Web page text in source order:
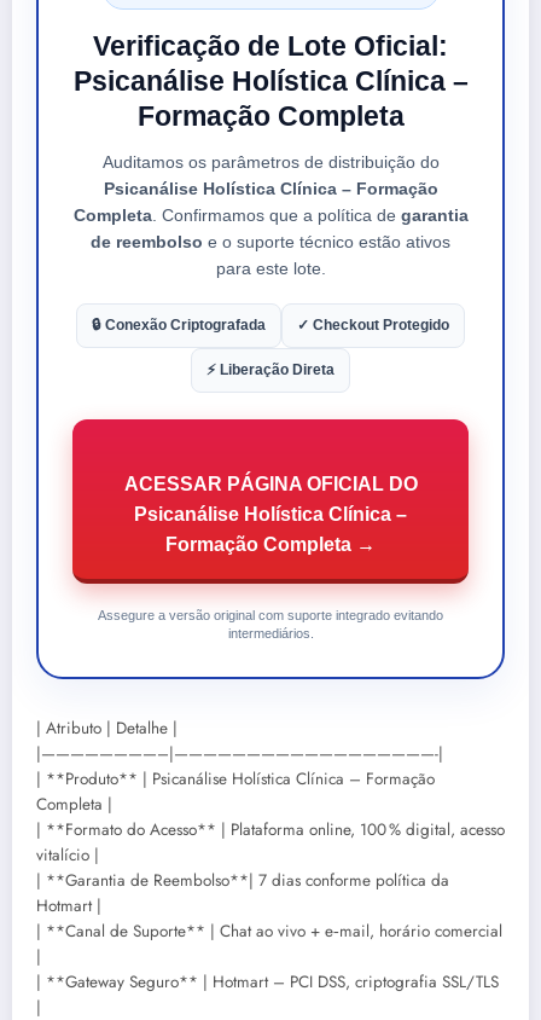
Verificação de Lote Oficial:
Psicanálise Holística Clínica –
Formação Completa
Auditamos os parâmetros de distribuição do
Psicanálise Holística Clínica – Formação
Completa. Confirmamos que a política de garantia
de reembolso e o suporte técnico estão ativos
para este lote.
🔒 Conexão Criptografada ✓ Checkout Protegido
⚡ Liberação Direta
ACESSAR PÁGINA OFICIAL DO
Psicanálise Holística Clínica –
Formação Completa →
Assegure a versão original com suporte integrado evitando
intermediários.
| Atributo | Detalhe |
|————————–|——————————————————-|
| **Produto** | Psicanálise Holística Clínica – Formação
Completa |
| **Formato do Acesso** | Plataforma online, 100 % digital, acesso
vitalício |
| **Garantia de Reembolso**| 7 dias conforme política da
Hotmart |
| **Canal de Suporte** | Chat ao vivo + e‑mail, horário comercial
|
| **Gateway Seguro** | Hotmart – PCI DSS, criptografia SSL/TLS
|